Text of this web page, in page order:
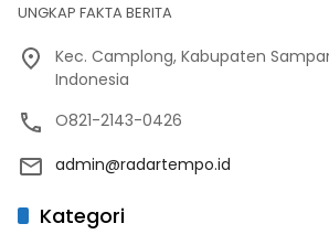
UNGKAP FAKTA BERITA
Kec. Camplong, Kabupaten
Indonesia
O821-2143-0426
admin@radartempo.id
Kategori